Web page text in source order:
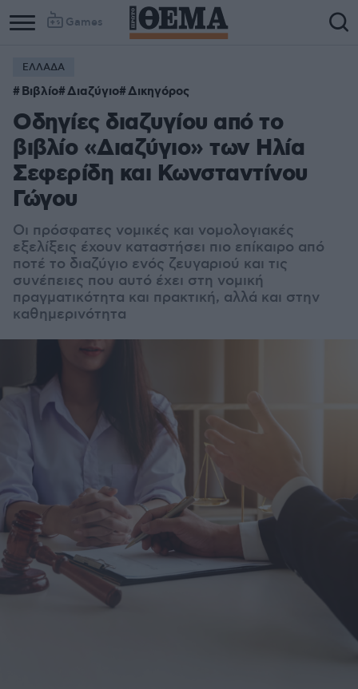
Games
Column
1
Column
2
ΕΛΛΑΔΑ
Βιβλίο Διαζύγιο Δικηγόρος
Οδηγίες διαζυγίου από το
βιβλίο «Διαζύγιο» των Ηλία
Σεφερίδη και Κωνσταντίνου
Γώγου
Οι πρόσφατες νομικές και νομολογιακές
εξελίξεις έχουν καταστήσει πιο επίκαιρο από
ποτέ το διαζύγιο ενός ζευγαριού και τις
συνέπειες που αυτό έχει στη νομική
πραγματικότητα και πρακτική, αλλά και στην
καθημερινότητα